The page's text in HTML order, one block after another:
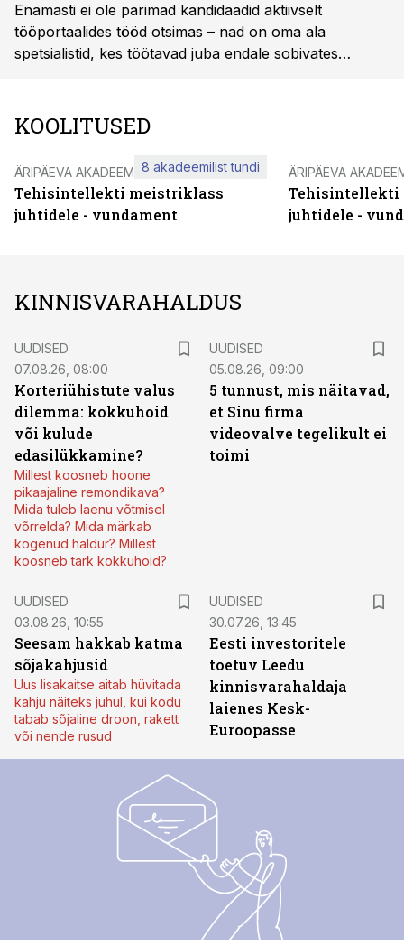
Enamasti ei ole parimad kandidaadid aktiivselt
tööportaalides tööd otsimas – nad on oma ala
spetsialistid, kes töötavad juba endale sobivates
professionaalideni seal, kus nad tegelikult tegutsevad
KOOLITUSED
ÄRIPÄEVA AKADEEMIA
Tehisintellekti meistriklass
juhtidele - vundament
8 akadeemilist tundi ÄRIPÄEVA
Tehisintellekti
juhtidele -
KINNISVARAHALDUS
UUDISED
07.08.26, 08:00
Korteriühistute valus
dilemma: kokkuhoid
või kulude
edasilükkamine?
Millest koosneb hoone
pikaajaline remondikava?
Mida tuleb laenu võtmisel
võrrelda? Mida märkab
kogenud haldur? Millest
koosneb tark kokkuhoid?
UUDISED
05.08.26, 09:00
5 tunnust, mis näitavad,
et Sinu firma
videovalve tegelikult ei
toimi
UUDISED
03.08.26, 10:55
Seesam hakkab katma
sõjakahjusid
Uus lisakaitse aitab hüvitada
kahju näiteks juhul, kui kodu
tabab sõjaline droon, rakett
või nende rusud
UUDISED
30.07.26, 13:45
Eesti investoritele
toetuv Leedu
kinnisvarahaldaja
laienes Kesk-
Euroopasse